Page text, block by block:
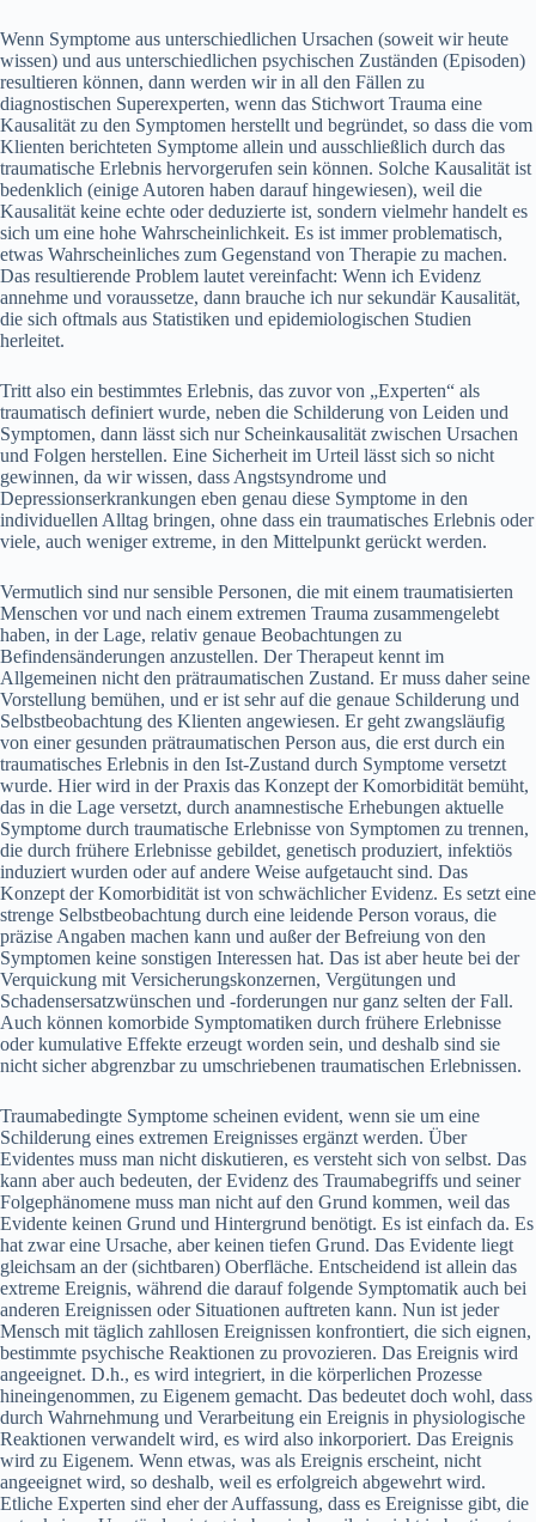
Wenn Symptome aus unterschiedlichen Ursachen (soweit wir heute
wissen) und aus unterschiedlichen psychischen Zuständen (Episoden)
resultieren können, dann werden wir in all den Fällen zu
diagnostischen Superexperten, wenn das Stichwort Trauma eine
Kausalität zu den Symptomen herstellt und begründet, so dass die vom
Klienten berichteten Symptome allein und ausschließlich durch das
traumatische Erlebnis hervorgerufen sein können. Solche Kausalität ist
bedenklich (einige Autoren haben darauf hingewiesen), weil die
Kausalität keine echte oder deduzierte ist, sondern vielmehr handelt es
sich um eine hohe Wahrscheinlichkeit. Es ist immer problematisch,
etwas Wahrscheinliches zum Gegenstand von Therapie zu machen.
Das resultierende Problem lautet vereinfacht: Wenn ich Evidenz
annehme und voraussetze, dann brauche ich nur sekundär Kausalität,
die sich oftmals aus Statistiken und epidemiologischen Studien
herleitet.
Tritt also ein bestimmtes Erlebnis, das zuvor von „Experten“ als
traumatisch definiert wurde, neben die Schilderung von Leiden und
Symptomen, dann lässt sich nur Scheinkausalität zwischen Ursachen
und Folgen herstellen. Eine Sicherheit im Urteil lässt sich so nicht
gewinnen, da wir wissen, dass Angstsyndrome und
Depressionserkrankungen eben genau diese Symptome in den
individuellen Alltag bringen, ohne dass ein traumatisches Erlebnis oder
viele, auch weniger extreme, in den Mittelpunkt gerückt werden.
Vermutlich sind nur sensible Personen, die mit einem traumatisierten
Menschen vor und nach einem extremen Trauma zusammengelebt
haben, in der Lage, relativ genaue Beobachtungen zu
Befindensänderungen anzustellen. Der Therapeut kennt im
Allgemeinen nicht den prätraumatischen Zustand. Er muss daher seine
Vorstellung bemühen, und er ist sehr auf die genaue Schilderung und
Selbstbeobachtung des Klienten angewiesen. Er geht zwangsläufig
von einer gesunden prätraumatischen Person aus, die erst durch ein
traumatisches Erlebnis in den Ist-Zustand durch Symptome versetzt
wurde. Hier wird in der Praxis das Konzept der Komorbidität bemüht,
das in die Lage versetzt, durch anamnestische Erhebungen aktuelle
Symptome durch traumatische Erlebnisse von Symptomen zu trennen,
die durch frühere Erlebnisse gebildet, genetisch produziert, infektiös
induziert wurden oder auf andere Weise aufgetaucht sind. Das
Konzept der Komorbidität ist von schwächlicher Evidenz. Es setzt eine
strenge Selbstbeobachtung durch eine leidende Person voraus, die
präzise Angaben machen kann und außer der Befreiung von den
Symptomen keine sonstigen Interessen hat. Das ist aber heute bei der
Verquickung mit Versicherungskonzernen, Vergütungen und
Schadensersatzwünschen und -forderungen nur ganz selten der Fall.
Auch können komorbide Symptomatiken durch frühere Erlebnisse
oder kumulative Effekte erzeugt worden sein, und deshalb sind sie
nicht sicher abgrenzbar zu umschriebenen traumatischen Erlebnissen.
Traumabedingte Symptome scheinen evident, wenn sie um eine
Schilderung eines extremen Ereignisses ergänzt werden. Über
Evidentes muss man nicht diskutieren, es versteht sich von selbst. Das
kann aber auch bedeuten, der Evidenz des Traumabegriffs und seiner
Folgephänomene muss man nicht auf den Grund kommen, weil das
Evidente keinen Grund und Hintergrund benötigt. Es ist einfach da. Es
hat zwar eine Ursache, aber keinen tiefen Grund. Das Evidente liegt
gleichsam an der (sichtbaren) Oberfläche. Entscheidend ist allein das
extreme Ereignis, während die darauf folgende Symptomatik auch bei
anderen Ereignissen oder Situationen auftreten kann. Nun ist jeder
Mensch mit täglich zahllosen Ereignissen konfrontiert, die sich eignen,
bestimmte psychische Reaktionen zu provozieren. Das Ereignis wird
angeeignet. D.h., es wird integriert, in die körperlichen Prozesse
hineingenommen, zu Eigenem gemacht. Das bedeutet doch wohl, dass
durch Wahrnehmung und Verarbeitung ein Ereignis in physiologische
Reaktionen verwandelt wird, es wird also inkorporiert. Das Ereignis
wird zu Eigenem. Wenn etwas, was als Ereignis erscheint, nicht
angeeignet wird, so deshalb, weil es erfolgreich abgewehrt wird.
Etliche Experten sind eher der Auffassung, dass es Ereignisse gibt, die